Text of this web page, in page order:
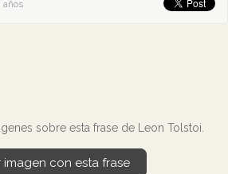
años
sobre esta frase de Leon Tolstoi.
imagen con esta frase